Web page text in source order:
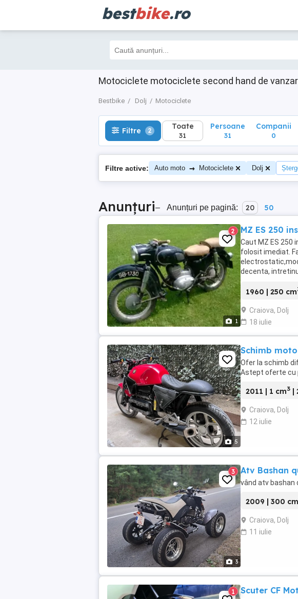
bestbike.ro
Motociclete motociclete second hand de
Bestbike Dolj Motociclete
Filtre 2 Toate
31
Filtre 2 Toate
31
Persoane
31
Companii
0
Filtre active: Auto moto → Motociclete Dolj
Anunțuri– Anunțuri pe pagină: 20 50
1
2 MZ ES 250
Caut MZ ES 250
folosit imediat.
decenta,
1960 | 250 cm
Craiova, Dolj
18 iulie
5
Schimb
Ofer la schimb
Astept oferte cu
2011 | 1 cm3
Craiova, Dolj
12 iulie
3
3 Atv Bashan
vând atv bashan
2009 | 300 cm
Craiova, Dolj
11 iulie
1 Scuter CF